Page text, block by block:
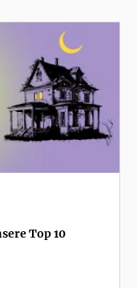
Top 10